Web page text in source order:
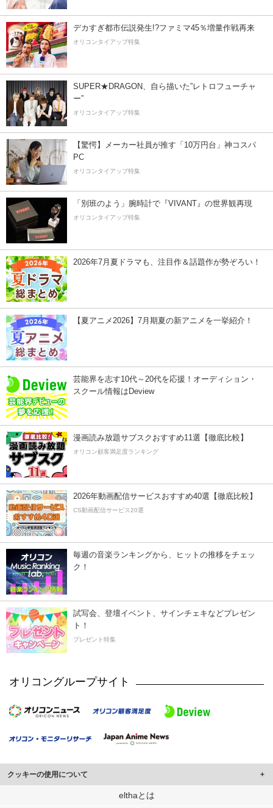
デカすぎ都市伝説発生!?ファミマ45％増量作戦再来
オリコンタイアップ特集
SUPER★DRAGON、自ら描いた”レトロフューチャ
ー”
オリコンタイアップ特集
【驚愕】メーカー社員が推す「10万円台」神コスパ
PC
オリコンタイアップ特集
「別班のよう」腕時計で『VIVANT』の世界観再現
オリコンタイアップ特集
2026年7月夏ドラマも、注目作＆話題作が勢ぞろい！
【夏アニメ2026】7月期夏の新アニメを一挙紹介！
芸能界を志す10代～20代を応援！オーディション・
スクール情報はDeview
漫画読み放題サブスクおすすめ11選【徹底比較】
オリコン顧客満足度ランキング
2026年動画配信サービスおすすめ40選【徹底比較】
CS動画配信サービス20選
毎週の音楽ランキングから、ヒットの推移をチェッ
ク！
試写会、登壇イベント、サインチェキなどプレゼン
ト！
プレゼント特集
オリコングループサイト
クッキーの使用について
このサイトでは Cookie を使用して、ユーザーに合わせたコンテンツや広告の
elthaとは